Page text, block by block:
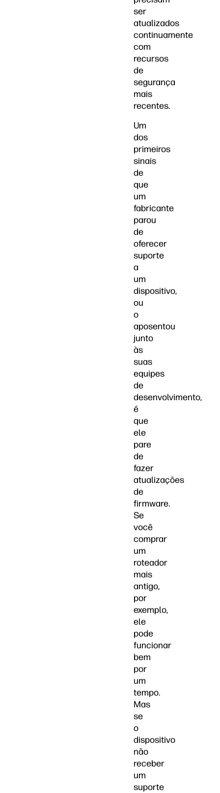
ser
atualizados
continuamente
com
recursos
de
segurança
mais
recentes.
Um
dos
primeiros
sinais
de
que
um
fabricante
parou
de
oferecer
suporte
a
um
dispositivo,
ou
o
aposentou
junto
às
suas
equipes
de
desenvolvimento,
é
que
ele
pare
de
fazer
atualizações
de
firmware.
Se
você
comprar
um
roteador
mais
antigo,
por
exemplo,
ele
pode
funcionar
bem
por
um
tempo.
Mas
se
o
dispositivo
não
receber
um
suporte